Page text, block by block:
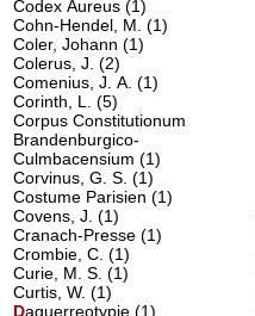
Codex Aureus(1)
Cohn-Hendel, M.(1)
Coler, Johann(1)
Colerus, J.(2)
Comenius, J. A.(1)
Corinth, L.(5)
Corpus Constitutionum
Brandenburgico-
Culmbacensium(1)
Corvinus, G. S.(1)
Costume Parisien(1)
Covens, J.(1)
Cranach-Presse(1)
Crombie, C.(1)
Curie, M. S.(1)
Curtis, W.(1)
Daguerreotypie(1)